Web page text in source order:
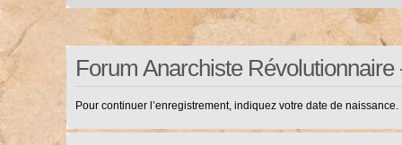
Forum Anarchiste
Pour continuer l’enregistrement, indiquez votre date de naissance.